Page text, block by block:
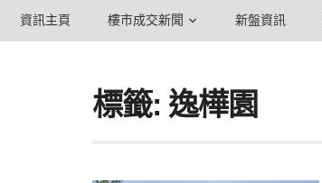
資訊主頁 樓市成交新聞 新盤資訊
標籤: 逸樺園